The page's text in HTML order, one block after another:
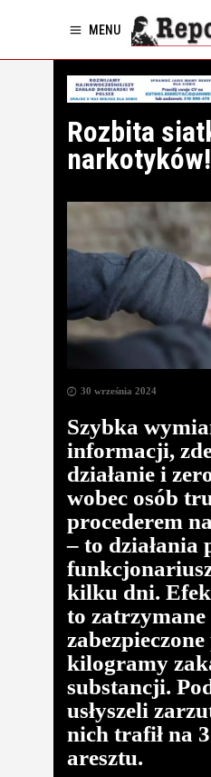
MENU
Rozbita
narkotyków!
30 września 2024
Szybka
informacji,
działanie i
wobec osób
procederem
– to działania
kilku dni.
to
kilogramy
substancji.
usłyszeli
nich trafił na
aresztu.